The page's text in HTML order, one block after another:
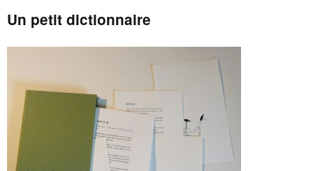
Un petit dictionnaire